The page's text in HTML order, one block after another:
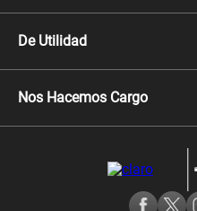
Celulares iPhone
Celulares Samsung
Celulares Motorola
De Utilidad
Llamada por llamada
Comprobantes electrónicos
Consulta de IMEI
Nos Hacemos Cargo
Consulta de reclamos
Adquirientes iPhone 6, 6S y SE
Mensaje de Seguridad